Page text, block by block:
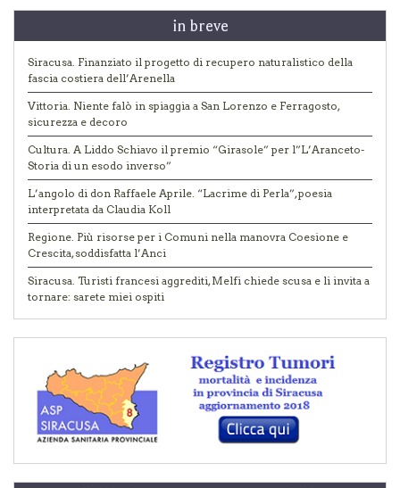
in breve
Siracusa. Finanziato il progetto di recupero naturalistico della
fascia costiera dell’Arenella
Vittoria. Niente falò in spiaggia a San Lorenzo e Ferragosto,
sicurezza e decoro
Cultura. A Liddo Schiavo il premio “Girasole” per l”L’Aranceto-
Storia di un esodo inverso”
L’angolo di don Raffaele Aprile. “Lacrime di Perla”, poesia
interpretata da Claudia Koll
Regione. Più risorse per i Comuni nella manovra Coesione e
Crescita, soddisfatta l’Anci
Siracusa. Turisti francesi aggrediti, Melfi chiede scusa e li invita a
tornare: sarete miei ospiti